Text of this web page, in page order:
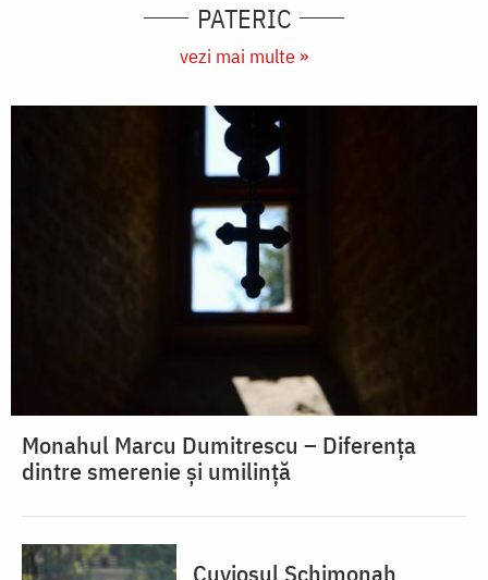
PATERIC
vezi mai multe »
Monahul Marcu Dumitrescu – Diferența
dintre smerenie și umilință
Cuviosul Schimonah